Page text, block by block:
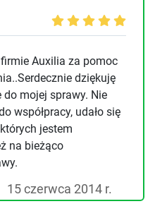
Auxilia za pomoc
dziękuję
mojej sprawy. Nie
współpracy, udało się
jestem
na bieżąco
15 czerwca 2014 r.